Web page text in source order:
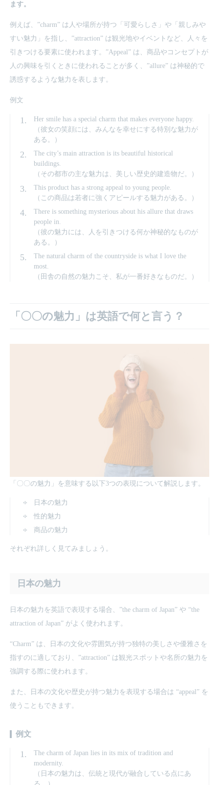
ます。
例えば、”charm” は人や場所が持つ「可愛らしさ」や「親しみや
すい魅力」を指し、”attraction” は観光地やイベントなど、人々を
引きつける要素に使われます。”Appeal” は、商品やコンセプトが
人の興味を引くときに使われることが多く、”allure” は神秘的で
誘惑するような魅力を表します。
例文
Her smile has a special charm that makes everyone happy.
（彼女の笑顔には、みんなを幸せにする特別な魅力が
ある。）
The city’s main attraction is its beautiful historical
buildings.
（その都市の主な魅力は、美しい歴史的建造物だ。）
This product has a strong appeal to young people.
（この商品は若者に強くアピールする魅力がある。）
There is something mysterious about his allure that draws
people in.
（彼の魅力には、人を引きつける何か神秘的なものが
ある。）
The natural charm of the countryside is what I love the
most.
（田舎の自然の魅力こそ、私が一番好きなものだ。）
「〇〇の魅力」は英語で何と言う？
「〇〇の魅力」を意味する以下3つの表現について解説します。
日本の魅力
性的魅力
商品の魅力
それぞれ詳しく見てみましょう。
日本の魅力
日本の魅力を英語で表現する場合、”the charm of Japan” や “the
attraction of Japan” がよく使われます。
“Charm” は、日本の文化や雰囲気が持つ独特の美しさや優雅さを
指すのに適しており、”attraction” は観光スポットや名所の魅力を
強調する際に使われます。
また、日本の文化や歴史が持つ魅力を表現する場合は “appeal” を
使うこともできます。
例文
The charm of Japan lies in its mix of tradition and
modernity.
（日本の魅力は、伝統と現代が融合している点にあ